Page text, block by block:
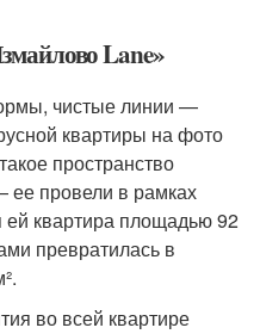
Lane»
чистые линии —
квартиры на фото
пространство
ее провели в рамках
квартира площадью 92
превратилась в
во всей квартире